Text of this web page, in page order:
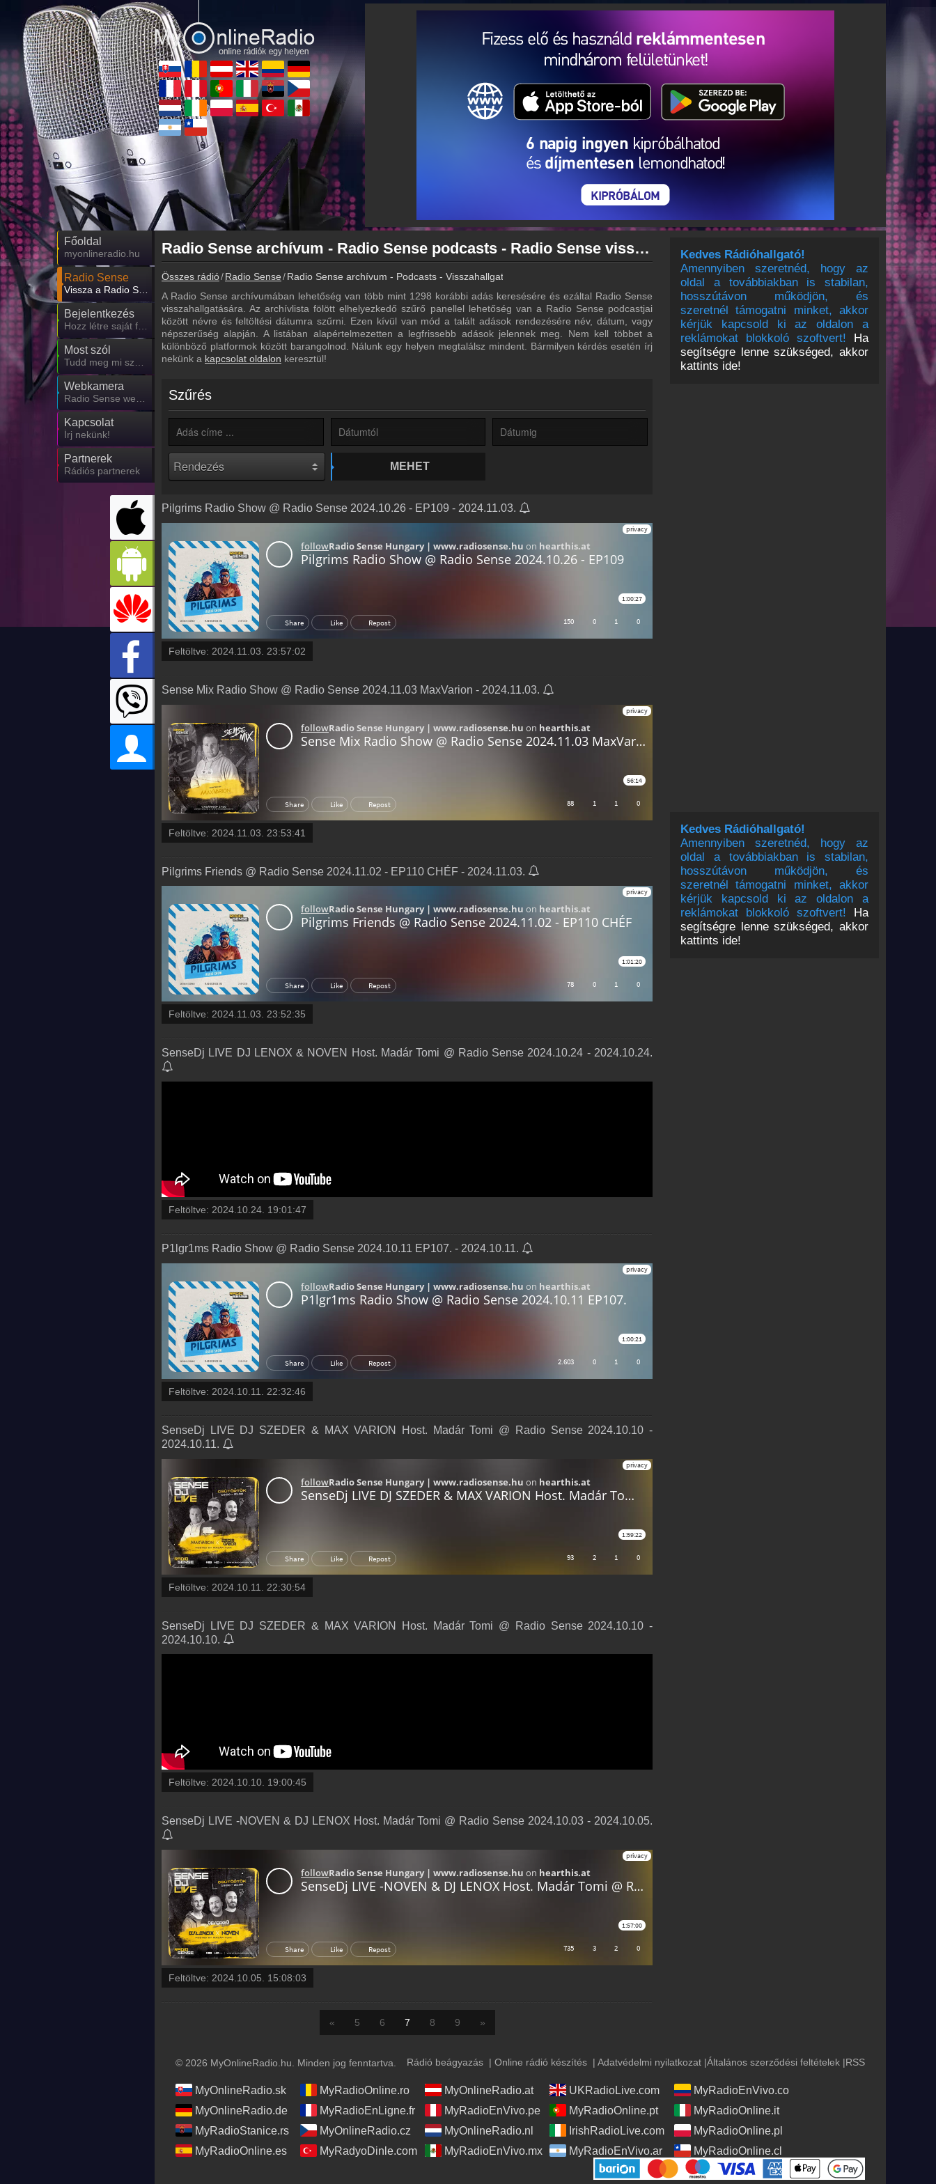
Főoldal
myonlineradio.hu
Radio Sense
Bejelentkezés
Most szól
Webkamera
Kapcsolat
Írj nekünk!
Partnerek
Rádiós partnerek
Kedves Rádióhallgató!
Amennyiben szeretnéd, hogy az
oldal a továbbiakban is stabilan,
hosszútávon működjön, és
szeretnél támogatni minket, akkor
kérjük kapcsold ki az oldalon a
reklámokat blokkoló szoftvert! Ha
segítségre lenne szükséged, akkor
kattints ide!
Kedves Rádióhallgató!
Amennyiben szeretnéd, hogy az
oldal a továbbiakban is stabilan,
hosszútávon működjön, és
szeretnél támogatni minket, akkor
kérjük kapcsold ki az oldalon a
reklámokat blokkoló szoftvert! Ha
segítségre lenne szükséged, akkor
kattints ide!
Radio Sense archívum - Radio Sense podcasts - Radio Sense visszahallgatás
Összes rádió Radio Sense
Radio Sense archívum - Podcasts - Visszahallgatás
A Radio Sense archívumában lehetőség van több mint 1298 korábbi adás keresésére és ezáltal Radio Sense
visszahallgatására. Az archívlista fölött elhelyezkedő szűrő panellel lehetőség van a Radio Sense podcastjai
között névre és feltöltési dátumra szűrni. Ezen kívül van mód a talált adások rendezésére név, dátum, vagy
népszerűség alapján. A listában alapértelmezetten a legfrissebb adások jelennek meg. Nem kell többet a
különböző platformok között barangolnod. Nálunk egy helyen megtalálsz mindent. Bármilyen kérdés esetén írj
nekünk a kapcsolat oldalon keresztül!
Szűrés
MEHET
Pilgrims Radio Show @ Radio Sense 2024.10.26 - EP109 - 2024.11.03.
Feltöltve: 2024.11.03. 23:57:02
Sense Mix Radio Show @ Radio Sense 2024.11.03 MaxVarion - 2024.11.03.
Feltöltve: 2024.11.03. 23:53:41
Pilgrims Friends @ Radio Sense 2024.11.02 - EP110 CHÉF - 2024.11.03.
Feltöltve: 2024.11.03. 23:52:35
SenseDj LIVE DJ LENOX & NOVEN Host. Madár Tomi @ Radio Sense 2024.10.24 - 2024.10.24.
Feltöltve: 2024.10.24. 19:01:47
P1lgr1ms Radio Show @ Radio Sense 2024.10.11 EP107. - 2024.10.11.
Feltöltve: 2024.10.11. 22:32:46
SenseDj LIVE DJ SZEDER & MAX VARION Host. Madár Tomi @ Radio Sense 2024.10.10 -
2024.10.11.
Feltöltve: 2024.10.11. 22:30:54
SenseDj LIVE DJ SZEDER & MAX VARION Host. Madár Tomi @ Radio Sense 2024.10.10 -
2024.10.10.
Feltöltve: 2024.10.10. 19:00:45
SenseDj LIVE -NOVEN & DJ LENOX Host. Madár Tomi @ Radio Sense 2024.10.03 - 2024.10.05.
Feltöltve: 2024.10.05. 15:08:03
« 5 6 7 8 9 »
© 2026 MyOnlineRadio.hu. Minden jog fenntartva. Rádió beágyazás | Online rádió készítés | Adatvédelmi nyilatkozat |Általános szerződési feltételek |RSS
MyOnlineRadio.sk MyRadioOnline.ro MyOnlineRadio.at UKRadioLive.com
MyRadioEnVivo.co
MyOnlineRadio.de
MyRadioEnLigne.fr MyRadioEnVivo.pe MyRadioOnline.pt
MyRadioOnline.it
MyRadioStanice.rs
MyOnlineRadio.cz MyOnlineRadio.nl IrishRadioLive.com
MyRadioOnline.pl
MyRadioOnline.es
MyRadyoDinle.com MyRadioEnVivo.mx MyRadioEnVivo.ar MyRadioOnline.cl